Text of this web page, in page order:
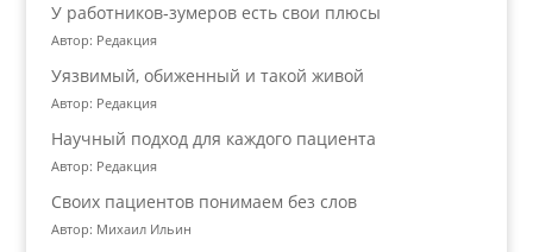
У работников‑зумеров есть свои плюсы
Автор: Редакция
Уязвимый, обиженный и такой живой
Автор: Редакция
Научный подход для каждого пациента
Автор: Редакция
Своих пациентов понимаем без слов
Автор: Михаил Ильин